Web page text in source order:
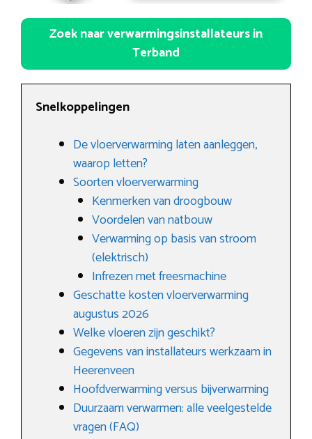
Zoek naar verwarmingsinstallateurs in
Terband
Snelkoppelingen
De vloerverwarming laten aanleggen,
waarop letten?
Soorten vloerverwarming
Kenmerken van droogbouw
Voordelen van natbouw
Verwarming op basis van stroom
(elektrisch)
Infrezen met freesmachine
Geschatte kosten vloerverwarming
augustus 2026
Welke vloeren zijn geschikt?
Gegevens van installateurs werkzaam in
Heerenveen
Hoofdverwarming versus bijverwarming
Duurzaam verwarmen: alle veelgestelde
vragen (FAQ)